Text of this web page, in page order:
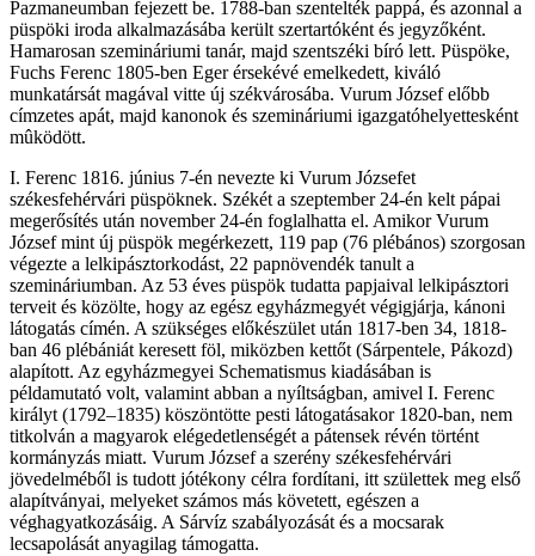
Pazmaneumban fejezett be. 1788-ban szentelték pappá, és azonnal a
püspöki iroda alkalmazásába került szertartóként és jegyzőként.
Hamarosan szemináriumi tanár, majd szentszéki bíró lett. Püspöke,
Fuchs Ferenc 1805-ben Eger érsekévé emelkedett, kiváló
munkatársát magával vitte új székvárosába. Vurum József előbb
címzetes apát, majd kanonok és szemináriumi igazgatóhelyettesként
mûködött.
I. Ferenc 1816. június 7-én nevezte ki Vurum Józsefet
székesfehérvári püspöknek. Székét a szeptember 24-én kelt pápai
megerősítés után november 24-én foglalhatta el. Amikor Vurum
József mint új püspök megérkezett, 119 pap (76 plébános) szorgosan
végezte a lelkipásztorkodást, 22 papnövendék tanult a
szemináriumban. Az 53 éves püspök tudatta papjaival lelkipásztori
terveit és közölte, hogy az egész egyházmegyét végigjárja, kánoni
látogatás címén. A szükséges előkészület után 1817-ben 34, 1818-
ban 46 plébániát keresett föl, miközben kettőt (Sárpentele, Pákozd)
alapított. Az egyházmegyei Schematismus kiadásában is
példamutató volt, valamint abban a nyíltságban, amivel I. Ferenc
királyt (1792–1835) köszöntötte pesti látogatásakor 1820-ban, nem
titkolván a magyarok elégedetlenségét a pátensek révén történt
kormányzás miatt. Vurum József a szerény székesfehérvári
jövedelméből is tudott jótékony célra fordítani, itt születtek meg első
alapítványai, melyeket számos más követett, egészen a
véghagyatkozásáig. A Sárvíz szabályozását és a mocsarak
lecsapolását anyagilag támogatta.